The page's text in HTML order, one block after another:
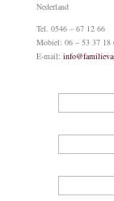
Nederland
Tel. 0546 – 67 12 66
Mobiel: 06 – 53 37 18
E-mail: